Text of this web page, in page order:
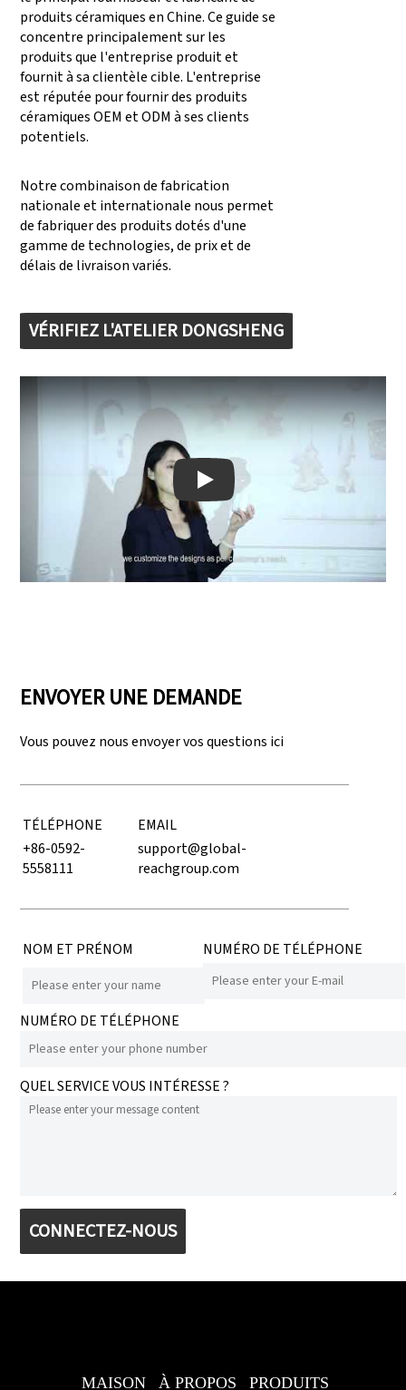
produits céramiques en Chine. Ce guide se
concentre principalement sur les
produits que l'entreprise produit et
fournit à sa clientèle cible. L'entreprise
est réputée pour fournir des produits
céramiques OEM et ODM à ses clients
potentiels.
Notre combinaison de fabrication
nationale et internationale nous permet
de fabriquer des produits dotés d'une
gamme de technologies, de prix et de
délais de livraison variés.
VÉRIFIEZ L'ATELIER DONGSHENG
Play: Keynote (Google I/O '18)
ENVOYER UNE DEMANDE
Vous pouvez nous envoyer vos questions ici
TÉLÉPHONE
EMAIL
+86-0592-
5558111
support@global-
reachgroup.com
NOM ET PRÉNOM NUMÉRO DE TÉLÉPHONE
NUMÉRO DE TÉLÉPHONE
QUEL SERVICE VOUS INTÉRESSE ?
CONNECTEZ-NOUS
MAISON À PROPOS PRODUITS